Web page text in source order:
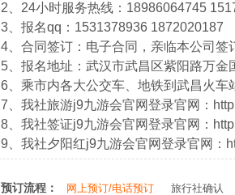
2、24小时服务热线：18986064745
3、报名qq：1531378936 1872020187
4、合同签订：电子合同，亲临本公司签
5、报名地址：武汉市武昌区紫阳路万金
6、乘市内各大公交车、地铁到武昌火车
7、我社旅游j9九游会官网登录官网：
8、我社签证j9九游会官网登录官网：
9、我社夕阳红j9九游会官网登录官网：
预订流程： 网上预订/电话预订 旅行社确认